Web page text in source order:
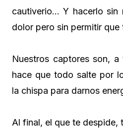
cautiverio… Y hacerlo sin
dolor pero sin permitir que
Nuestros captores son,
hace que todo salte por
la chispa para darnos
Al final, el que te despide,